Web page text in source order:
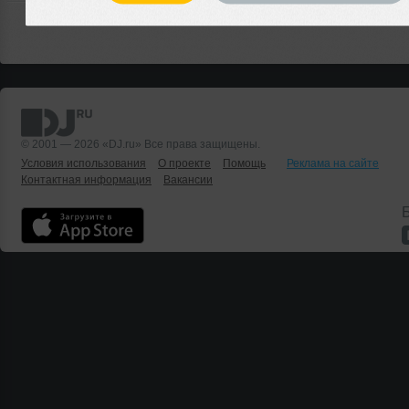
© 2001 — 2026 «DJ.ru» Все права защищены.
Условия использования
О проекте Помощь
Реклама на сайте
Контактная информация
Вакансии